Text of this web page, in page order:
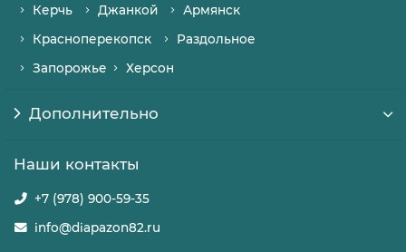
Керчь
Джанкой
Армянск
Красноперекопск
Раздольное
Запорожье
Херсон
Дополнительно
Наши контакты
+7 (978) 900-59-35
info@diapazon82.ru